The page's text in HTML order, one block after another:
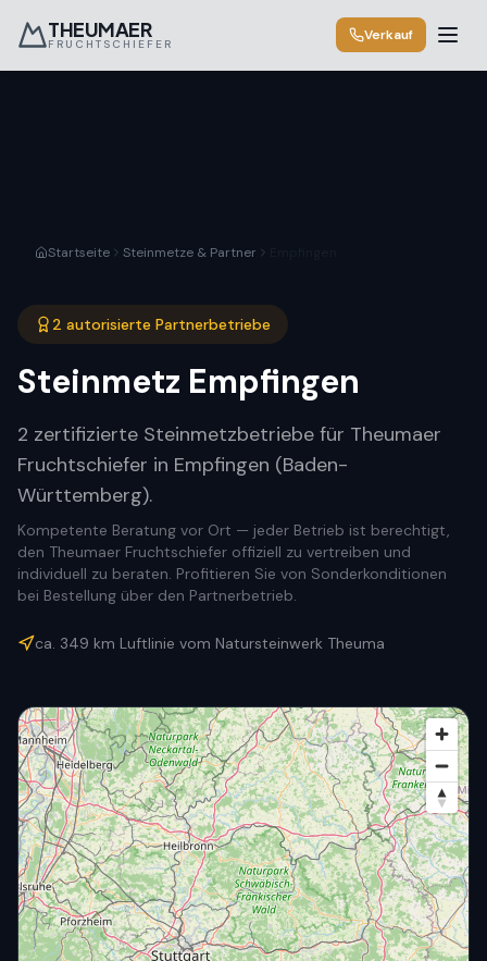
THEUMAER
FRUCHTSCHIEFER
Verkauf
Startseite Steinmetze & Partner
2 autorisierte Partnerbetriebe
Steinmetz Empfingen
2 zertifizierte Steinmetzbetriebe für Theumaer
Fruchtschiefer in Empfingen (Baden-
Württemberg).
Kompetente Beratung vor Ort — jeder Betrieb ist berechtigt,
den Theumaer Fruchtschiefer offiziell zu vertreiben und
individuell zu beraten. Profitieren Sie von Sonderkonditionen
bei Bestellung über den Partnerbetrieb.
ca. 349 km Luftlinie vom Natursteinwerk Theuma